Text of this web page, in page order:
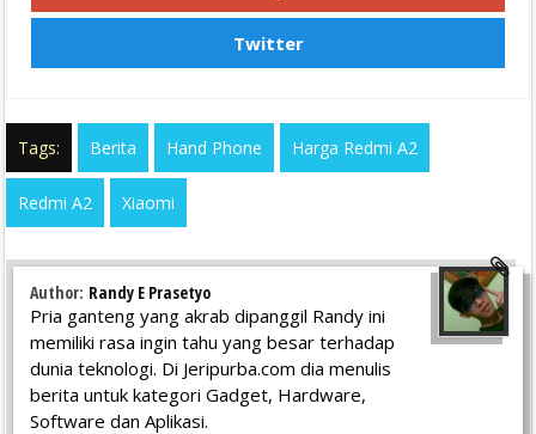
Twitter
Tags: Berita Hand Phone Harga Redmi A2
Redmi A2 Xiaomi
Author: Randy E Prasetyo
Pria ganteng yang akrab dipanggil Randy ini
memiliki rasa ingin tahu yang besar terhadap
dunia teknologi. Di Jeripurba.com dia menulis
berita untuk kategori Gadget, Hardware,
Software dan Aplikasi.